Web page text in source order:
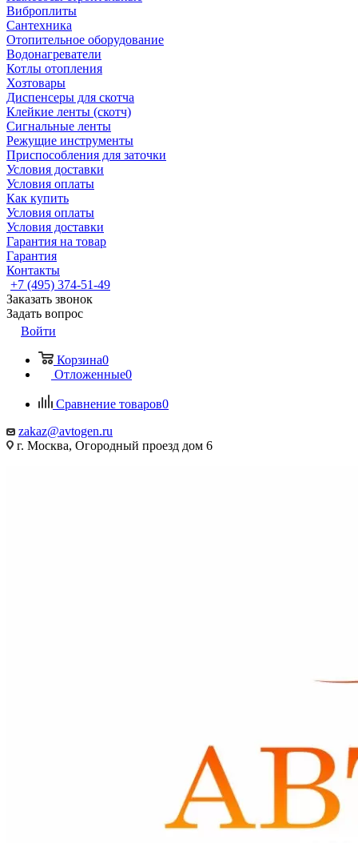
Виброплиты
Сантехника
Отопительное оборудование
Водонагреватели
Котлы отопления
Хозтовары
Диспенсеры для скотча
Клейкие ленты (скотч)
Сигнальные ленты
Режущие инструменты
Приспособления для заточки
Условия доставки
Условия оплаты
Как купить
Условия оплаты
Условия доставки
Гарантия на товар
Гарантия
Контакты
+7 (495) 374-51-49
Заказать звонок
Задать вопрос
Войти
Корзина0
Отложенные0
Сравнение товаров0
zakaz@avtogen.ru
г. Москва, Огородный проезд дом 6